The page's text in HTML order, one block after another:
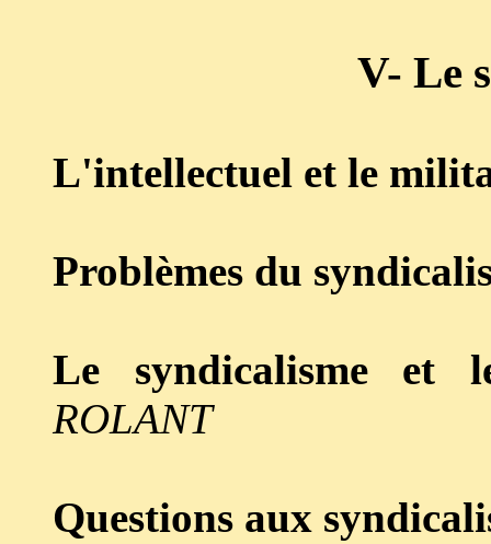
V- Le
L'intellectuel et le
Problèmes du
Le syndicalisme et
ROLANT
Questions aux